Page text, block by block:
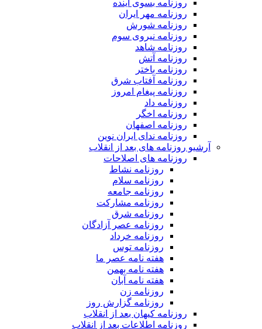
روزنامه بسوی آینده
روزنامه مهر ایران
روزنامه شورش
روزنامه نیروی سوم
روزنامه شاهد
روزنامه آتش
روزنامه باختر
روزنامه آفتاب شرق
روزنامه پیغام امروز
روزنامه داد
روزنامه اخگر
روزنامه اصفهان
روزنامه ندای ایران نوین
آرشیو روزنامه های بعد از انقلاب
روزنامه های اصلاحات
روزنامه نشاط
روزنامه سلام
روزنامه جامعه
روزنامه مشارکت
روزنامه شرق
روزنامه عصر آزادگان
روزنامه خرداد
روزنامه توس
هفته نامه عصر ما
هفته نامه بهمن
هفته نامه آبان
روزنامه زن
روزنامه گزارش روز
روزنامه کیهان بعد از انقلاب
روزنامه اطلاعات بعد از انقلاب